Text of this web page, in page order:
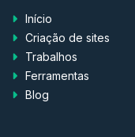
Início
Criação de sites
Trabalhos
Ferramentas
Blog